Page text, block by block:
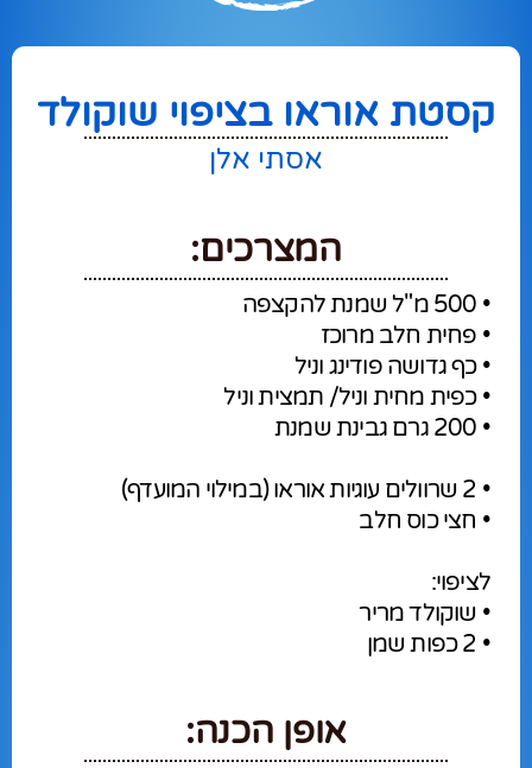
קסטת אוראו בציפוי שוקולד
אסתי אלן
המצרכים:
• 500 מ"ל שמנת להקצפה
• פחית חלב מרוכז
• כף גדושה פודינג וניל
• כפית מחית וניל/ תמצית וניל
• 200 גרם גבינת שמנת
• 2 שרוולים עוגיות אוראו (במילוי המועדף)
• חצי כוס חלב
לציפוי:
• שוקולד מריר
• 2 כפות שמן
אופן הכנה: